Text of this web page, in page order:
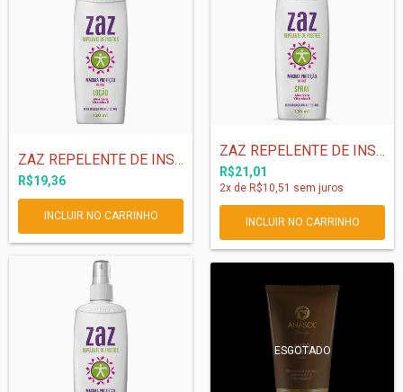
ZAZ REPELENTE DE INSETOS LOÇÃO - 130ml
R$19,36
ZAZ REPELENTE DE INSETOS SPRAY 130 ml
R$21,01
2x de R$10,51 sem juros
ESGOTADO